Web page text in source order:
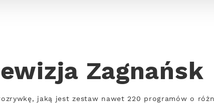
Zagnańsk
jaką jest zestaw nawet 220 programów o